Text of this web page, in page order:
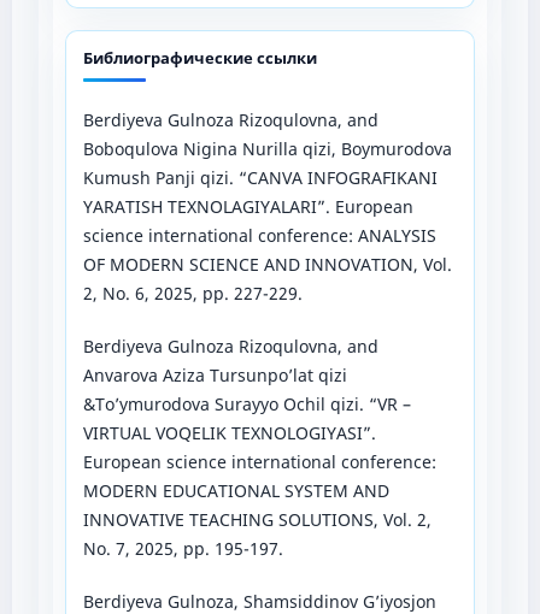
Библиографические ссылки
Berdiyeva Gulnoza Rizoqulovna, and
Boboqulova Nigina Nurilla qizi, Boymurodova
Kumush Panji qizi. “CANVA INFOGRAFIKANI
YARATISH TEXNOLAGIYALARI”. European
science international conference: ANALYSIS
OF MODERN SCIENCE AND INNOVATION, Vol.
2, No. 6, 2025, pp. 227-229.
Berdiyeva Gulnoza Rizoqulovna, and
Anvarova Aziza Tursunpo’lat qizi
&To’ymurodova Surayyo Ochil qizi. “VR –
VIRTUAL VOQELIK TEXNOLOGIYASI”.
European science international conference:
MODERN EDUCATIONAL SYSTEM AND
INNOVATIVE TEACHING SOLUTIONS, Vol. 2,
No. 7, 2025, pp. 195-197.
Berdiyeva Gulnoza, Shamsiddinov G’iyosjon